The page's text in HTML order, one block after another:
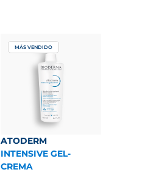
MÁS VENDIDO
ATODERM
INTENSIVE GEL-
CREMA